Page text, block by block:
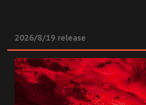
2026/8/19 release